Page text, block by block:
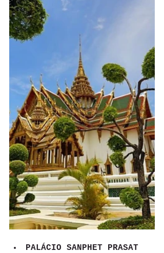
PALÁCIO SANPHET PRASAT